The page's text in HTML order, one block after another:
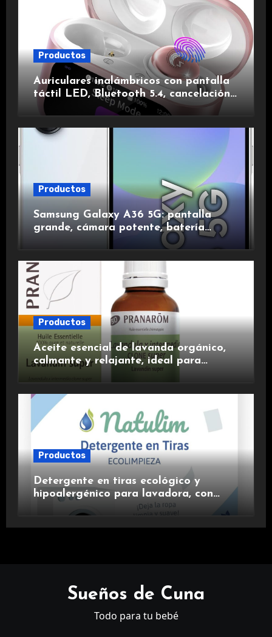
Productos
Auriculares inalámbricos con pantalla
táctil LED, Bluetooth 5.4, cancelación
de ruido, impermeables y de larga
Productos
Samsung Galaxy A36 5G: pantalla
grande, cámara potente, batería
duradera y carga rápida para una
experiencia premium.
Productos
Aceite esencial de lavanda orgánico,
calmante y relajante, ideal para
Productos
Detergente en tiras ecológico y
hipoalergénico para lavadora, con
suavizante incluido y fragancia de
lavanda.
Sueños de Cuna
Todo para tu bebé